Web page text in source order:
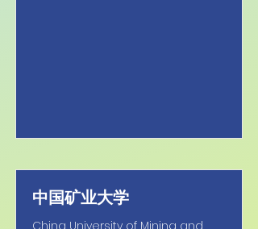
中国矿业大学
China University of Mining and